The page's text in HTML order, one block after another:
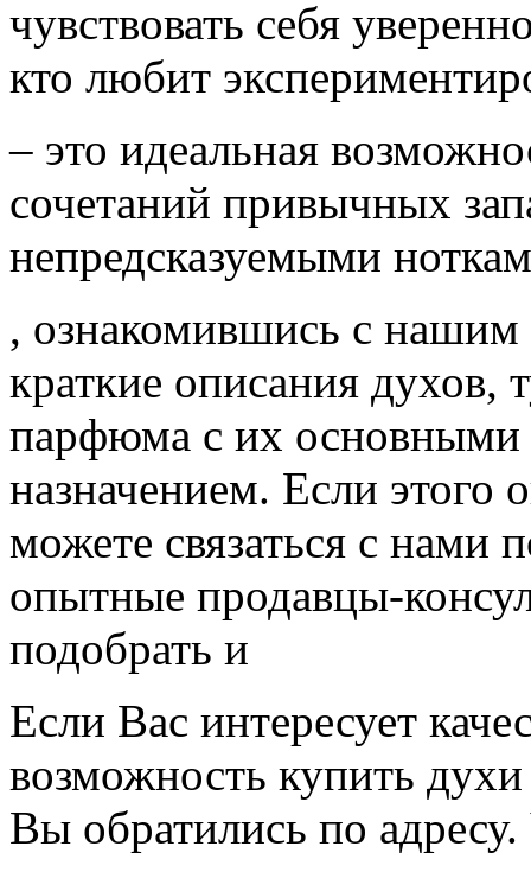
чувствовать себя
кто любит
– это идеальная
сочетаний привычных
непредсказуемыми
, ознакомившись с нашим
краткие описания духов,
парфюма с их основными
назначением. Если этого
можете связаться с нами
опытные продавцы-
подобрать и
Если Вас интересует
возможность купить
Вы обратились по